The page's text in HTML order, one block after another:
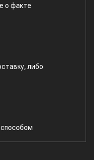
о факте
либо